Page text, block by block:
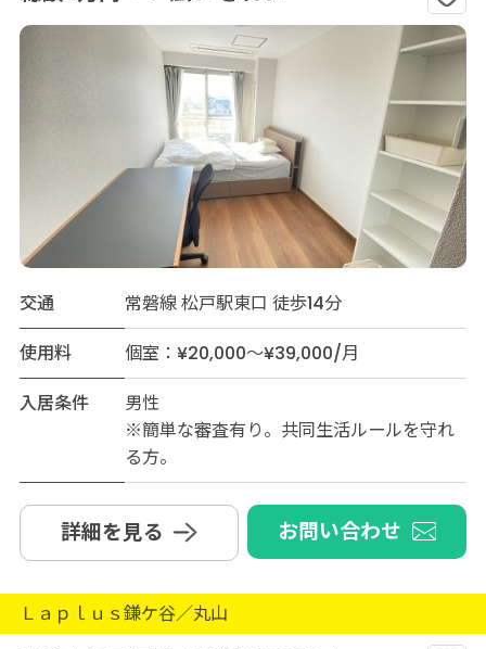
交通
常磐線 松戸駅東口 徒歩14分
使用料
個室：¥20,000～¥39,000/月
入居条件
男性
※簡単な審査有り。共同生活ルールを守れ
る方。
詳細を見る お問い合わせ
Ｌａｐｌｕｓ鎌ケ谷／丸山